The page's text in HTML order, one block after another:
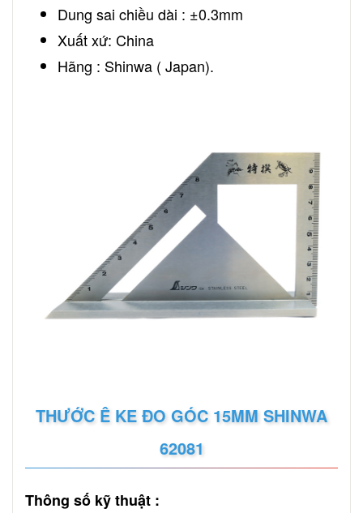
Dung sai chiều dài : ±0.3mm
Xuất xứ: China
Hãng : Shinwa ( Japan).
THƯỚC Ê KE ĐO GÓC 15MM SHINWA
62081
Thông số kỹ thuật :